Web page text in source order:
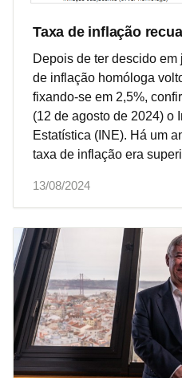
Taxa de inflação
Depois de ter descido
de inflação homóloga
fixando-se em 2,5%,
(12 de agosto de 2024) o
Estatística (INE). Há um
taxa de inflação era
13/08/2024